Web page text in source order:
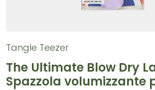
Tangle Teezer
The Ultimate Blow Dry
Spazzola volumizzante